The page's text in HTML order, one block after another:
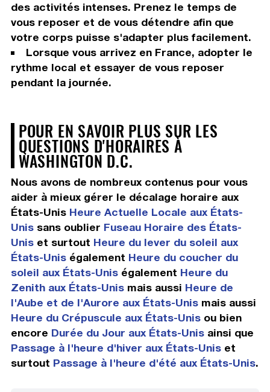
des activités intenses. Prenez le temps de
vous reposer et de vous détendre afin que
votre corps puisse s'adapter plus facilement.
Lorsque vous arrivez en France, adopter le
rythme local et essayer de vous reposer
pendant la journée.
POUR EN SAVOIR PLUS SUR LES
QUESTIONS D'HORAIRES À
WASHINGTON D.C.
Nous avons de nombreux contenus pour vous
aider à mieux gérer le décalage horaire aux
États-Unis Heure Actuelle Locale aux États-
Unissans oublier Fuseau Horaire des États-
Uniset surtout Heure du lever du soleil aux
États-Uniségalement Heure du coucher du
soleil aux États-Uniségalement Heure du
Zenith aux États-Unismais aussi Heure de
l'Aube et de l'Aurore aux États-Unismais aussi
Heure du Crépuscule aux États-Unisou bien
encore Durée du Jour aux États-Unisainsi que
Passage à l'heure d'hiver aux États-Uniset
surtout Passage à l'heure d'été aux États-Unis.